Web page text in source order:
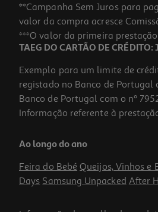
26.94 €/Kg
2,29 €
**Campanha Sem Juros para
valor da compra acresce
***O valor da primeira
TAEG DO CARTÃO DE CRÉDITO:
Exemplo para um limite de
registado no Banco de Portugal
Banco de Portugal com o nº
Informação referente à
Ao longo do ano
Feira do Bebé Queijos, Vinhos e
Days Samsung Unpacked After